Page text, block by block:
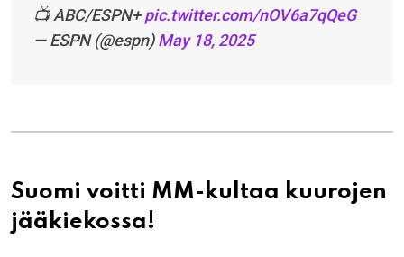
📺 ABC/ESPN+pic.twitter.com/nOV6a7qQeG
— ESPN (@espn)May 18, 2025
Suomi voitti MM-kultaa kuurojen
jääkiekossa!